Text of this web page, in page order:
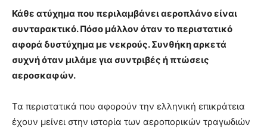
Κάθε ατύχημα που περιλαμβάνει αεροπλάνο είναι
συνταρακτικό. Πόσο μάλλον όταν το περιστατικό
αφορά δυστύχημα με νεκρούς. Συνθήκη αρκετά
συχνή όταν μιλάμε για συντριβές ή πτώσεις
αεροσκαφών.
Τα περιστατικά που αφορούν την ελληνική επικράτεια
έχουν μείνει στην ιστορία των αεροπορικών τραγωδιών